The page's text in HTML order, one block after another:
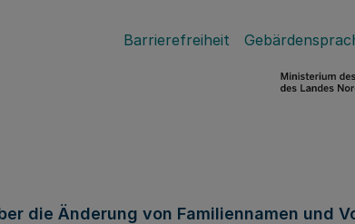
Barrierefreiheit
die Änderung von Familiennamen und